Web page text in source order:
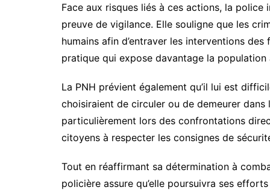
Face aux risques liés à ces actions, la
preuve de vigilance. Elle souligne que les
humains afin d’entraver les interventions
pratique qui expose davantage la
La PNH prévient également qu’il lui est
choisiraient de circuler ou de demeurer
particulièrement lors des confrontations
citoyens à respecter les consignes de
Tout en réaffirmant sa détermination à
policière assure qu’elle poursuivra ses